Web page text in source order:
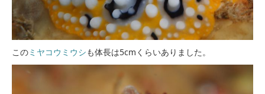
このミヤコウミウシも体長は5cmくらいありました。